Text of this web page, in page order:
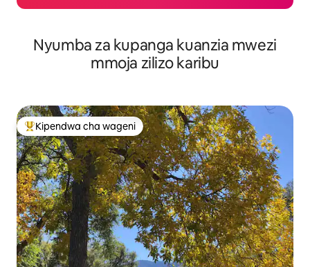
Nyumba za kupanga kuanzia mwezi
mmoja zilizo karibu
Kipendwa maarufu cha wageni
Kipendwa cha wageni